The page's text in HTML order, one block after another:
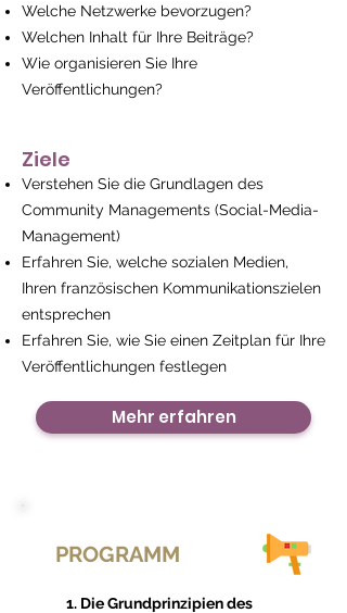
Welche Netzwerke bevorzugen?
Welchen Inhalt für Ihre Beiträge?
Wie organisieren Sie Ihre
Veröffentlichungen?
Ziele
Verstehen Sie die Grundlagen des
Community Managements (Social-Media-
Management)
Erfahren Sie, welche sozialen Medien,
Ihren französischen Kommunikationszielen
entsprechen
Erfahren Sie, wie Sie einen Zeitplan für Ihre
Veröffentlichungen festlegen
Mehr erfahren
PROGRAMM
1. Die Grundprinzipien des